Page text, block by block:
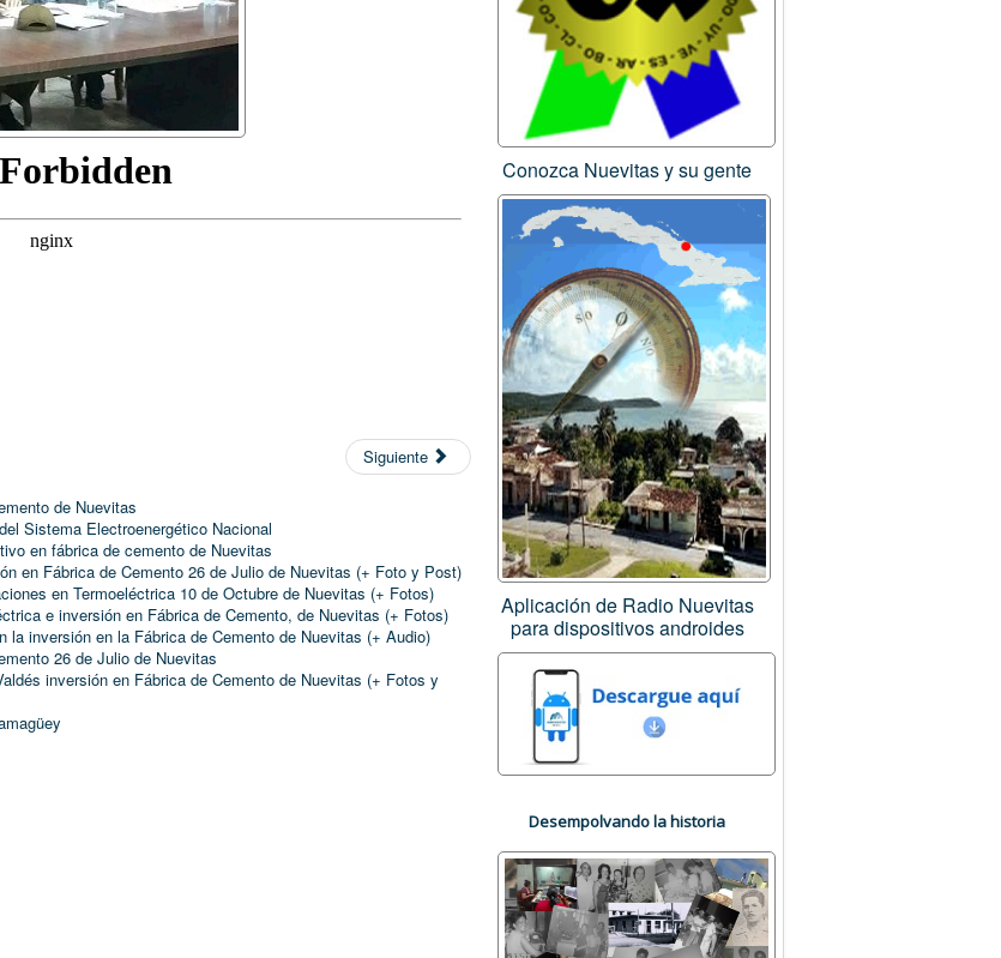
Siguiente
de Nuevitas
Sistema Electroenergético Nacional
en fábrica de cemento de Nuevitas
en Fábrica de Cemento 26 de Julio de Nuevitas (+ Foto y Post)
en Termoeléctrica 10 de Octubre de Nuevitas (+ Fotos)
e inversión en Fábrica de Cemento, de Nuevitas (+ Fotos)
la inversión en la Fábrica de Cemento de Nuevitas (+ Audio)
26 de Julio de Nuevitas
inversión en Fábrica de Cemento de Nuevitas (+ Fotos y
Conozca Nuevitas y su gente
Aplicación de Radio Nuevitas
para dispositivos androides
Desempolvando la historia